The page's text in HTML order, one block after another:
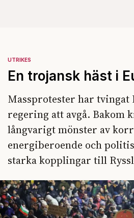
UTRIKES
En trojansk häst i
Massprotester har tvingat
regering att avgå. Bakom
långvarigt mönster av
energiberoende och
starka kopplingar till